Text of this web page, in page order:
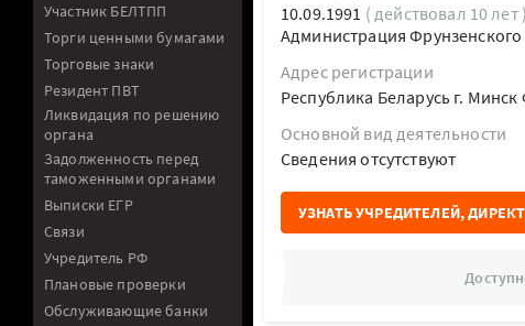
Участник БЕЛТПП
Торги ценными бумагами
Торговые знаки
Резидент ПВТ
Ликвидация по решению
органа
Задолженность перед
таможенными органами
Выписки ЕГР
Связи
Учредитель РФ
Плановые проверки
Обслуживающие банки
10.09.1991 ( действовал 10 лет )
Администрация
Адрес регистрации
Республика Беларусь г.
Основной вид деятельности
Cведения отсутствуют
УЗНАТЬ УЧРЕДИТЕЛЕЙ,